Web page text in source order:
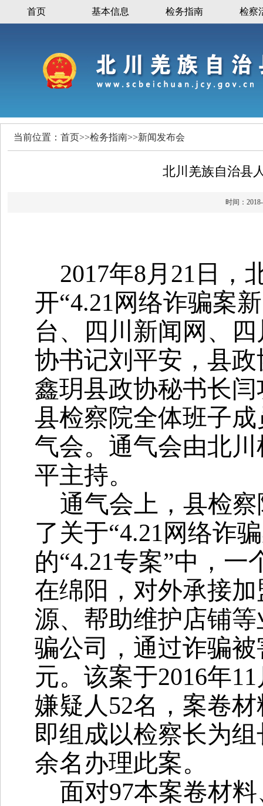
首页 基本信息 检务指南 检察
当前位置： 首页>>检务指南>>新闻发布会
北川羌族自治县
时间：
2017年8月21日，
开“4.21网络诈骗案
台、四川新闻网、
协书记刘平安，县
鑫玥县政协秘书长
县检察院全体班子
气会。通气会由北
平主持。
通气会上，县检
了关于“4.21网络诈
的“4.21专案”中，
在绵阳， 对外承接
源、帮助维护店铺等
骗公司
， 通过诈骗被
元。该案于2016年
嫌疑人52名，案卷
即组成以检察长为
余名办理此案。
面对97本案卷材